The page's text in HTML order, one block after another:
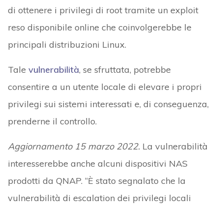
di ottenere i privilegi di root tramite un exploit
reso disponibile online che coinvolgerebbe le
principali distribuzioni Linux.
Tale vulnerabilità, se sfruttata, potrebbe
consentire a un utente locale di elevare i propri
privilegi sui sistemi interessati e, di conseguenza,
prenderne il controllo.
Aggiornamento 15 marzo 2022. La vulnerabilità
interesserebbe anche alcuni dispositivi NAS
prodotti da QNAP. “È stato segnalato che la
vulnerabilità di escalation dei privilegi locali